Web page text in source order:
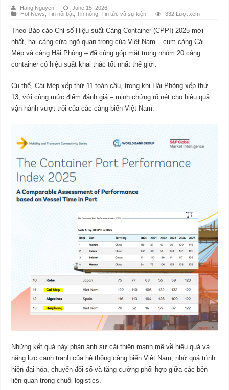
Hang Nguyen
June 15, 2026
Hot News ,Tin nổi bật ,Tin nóng ,Tin tức và sự kiện 332 Lượt xem
Theo Báo cáo Chỉ số Hiệu suất Cảng Container (CPPI) 2025 mới
nhất, hai cảng cửa ngõ quan trọng của Việt Nam – cụm cảng Cái
Mép và cảng Hải Phòng – đã cùng góp mặt trong nhóm 20 cảng
container có hiệu suất khai thác tốt nhất thế giới.
Cụ thể, Cái Mép xếp thứ 11 toàn cầu, trong khi Hải Phòng xếp thứ
13, với cùng mức điểm đánh giá – minh chứng rõ nét cho hiệu quả
vận hành vượt trội của các cảng biển Việt Nam.
Những kết quả này phản ánh sự cải thiện mạnh mẽ về hiệu quả và
năng lực cạnh tranh của hệ thống cảng biển Việt Nam, nhờ quá trình
hiện đại hóa, chuyển đổi số và tăng cường phối hợp giữa các bên
liên quan trong chuỗi logistics.